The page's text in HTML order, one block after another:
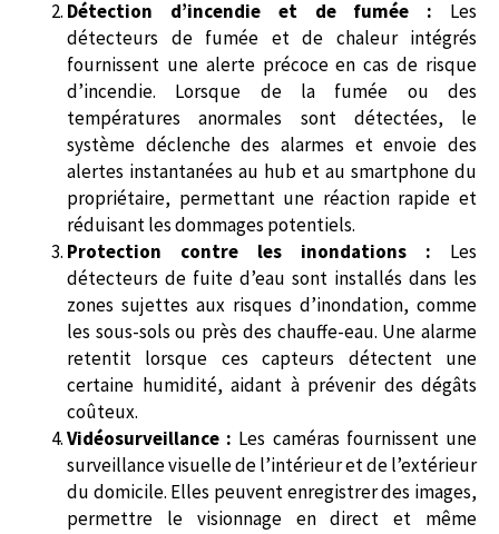
Détection d’incendie et de fumée : Les
détecteurs de fumée et de chaleur intégrés
fournissent une alerte précoce en cas de risque
d’incendie. Lorsque de la fumée ou des
températures anormales sont détectées, le
système déclenche des alarmes et envoie des
alertes instantanées au hub et au smartphone du
propriétaire, permettant une réaction rapide et
réduisant les dommages potentiels.
Protection contre les inondations : Les
détecteurs de fuite d’eau sont installés dans les
zones sujettes aux risques d’inondation, comme
les sous-sols ou près des chauffe-eau. Une alarme
retentit lorsque ces capteurs détectent une
certaine humidité, aidant à prévenir des dégâts
coûteux.
Vidéosurveillance : Les caméras fournissent une
surveillance visuelle de l’intérieur et de l’extérieur
du domicile. Elles peuvent enregistrer des images,
permettre le visionnage en direct et même